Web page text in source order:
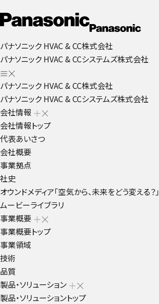
パナソニック HVAC & CC株式会社
パナソニック HVAC & CCシステムズ株式会社
パナソニック HVAC & CC株式会社
パナソニック HVAC & CCシステムズ株式会社
会社情報
会社情報トップ
代表あいさつ
会社概要
事業拠点
社史
オウンドメディア「空気から、未来をどう変える？」
ムービーライブラリ
事業概要
事業概要トップ
事業領域
技術
品質
製品・ソリューション
製品・ソリューショントップ